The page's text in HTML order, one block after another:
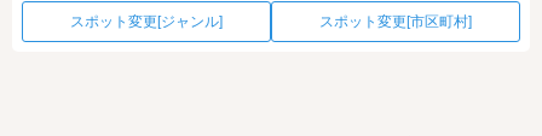
スポット変更[ジャンル] スポット変更[市区町村]